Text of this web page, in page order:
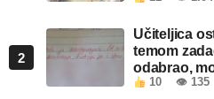
2
Učiteljica
temom
odabrao,
10 👁 135